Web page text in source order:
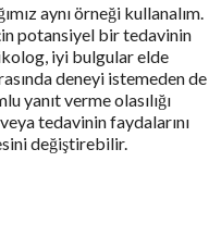
aynı örneği kullanalım.
potansiyel bir tedavinin
iyi bulgular elde
deneyi istemeden de
yanıt verme olasılığı
tedavinin faydalarını
değiştirebilir.